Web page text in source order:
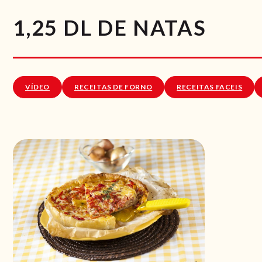
1,25 DL DE NATAS
VÍDEO RECEITAS DE FORNO RECEITAS FACEIS